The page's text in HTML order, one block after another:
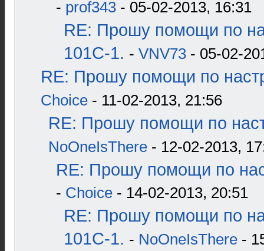
- prof343 - 05-02-2013, 16:31
RE: Прошу помощи по
101С-1. - VNV73 - 05-02-
RE: Прошу помощи по
Choice - 11-02-2013, 21:56
RE: Прошу помощи по
NoOneIsThere - 12-02-2013,
RE: Прошу помощи по
- Choice - 14-02-2013, 20:51
RE: Прошу помощи по
101С-1. - NoOneIsThere -